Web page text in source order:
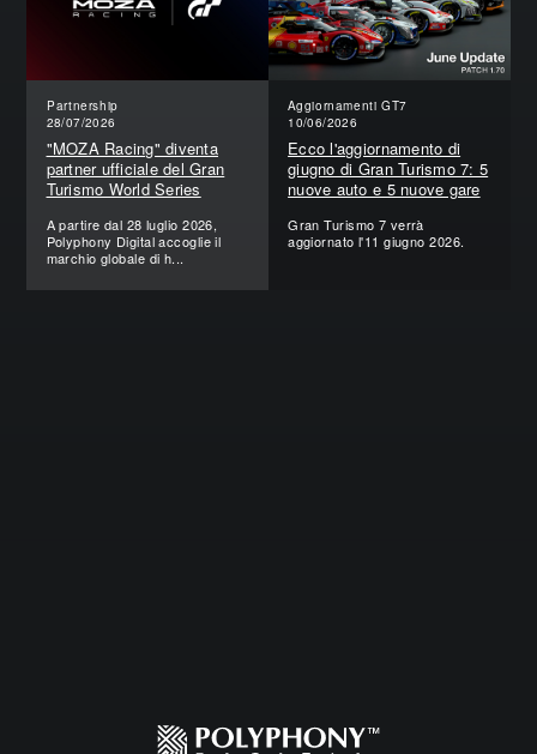
Partnership
28/07/2026
"MOZA Racing" diventa
partner ufficiale del Gran
Turismo World Series
A partire dal 28 luglio 2026,
Polyphony Digital accoglie il
marchio globale di h...
Aggiornamenti GT7
10/06/2026
Ecco l'aggiornamento di
giugno di Gran Turismo 7: 5
nuove auto e 5 nuove gare
Gran Turismo 7 verrà
aggiornato l'11 giugno 2026.